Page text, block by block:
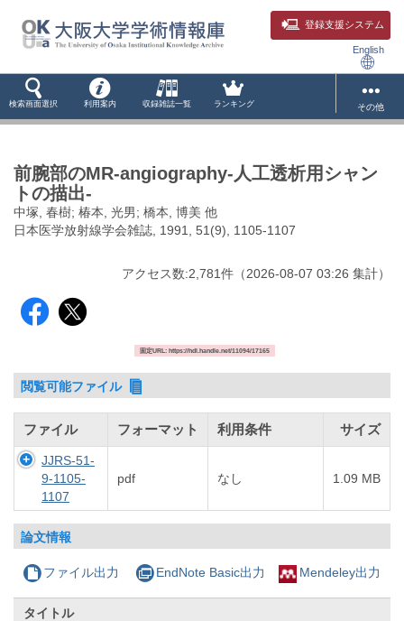
登録支援システム
English
検索画面選択 利用案内 収録雑誌一覧 ランキング その他
前腕部のMR-angiography-人工透析用シャン
トの描出-
中塚, 春樹; 椿本, 光男; 橋本, 博美 他
日本医学放射線学会雑誌, 1991, 51(9), 1105-1107
アクセス数:2,781件 （2026-08-07 03:26 集計）
固定URL: https://hdl.handle.net/11094/17165
閲覧可能ファイル
ファイル フォーマット 利用条件 サイズ
JJRS-51-
9-1105-
1107
pdf なし 1.09 MB
論文情報
ファイル出力 EndNote Basic出力 Mendeley出力
タイトル